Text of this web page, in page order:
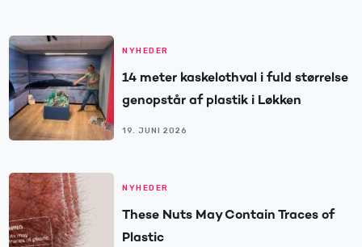
NYHEDER
14 meter kaskelothval i fuld størrelse
genopstår af plastik i Løkken
19. JUNI 2026
NYHEDER
These Nuts May Contain Traces of
Plastic